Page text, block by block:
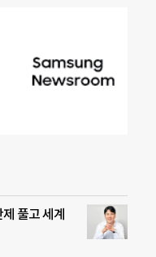
풀고 세계